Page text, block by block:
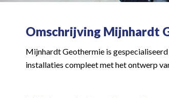
Omschrijving Mijnhardt
Mijnhardt Geothermie is
installaties compleet met het ontwerp